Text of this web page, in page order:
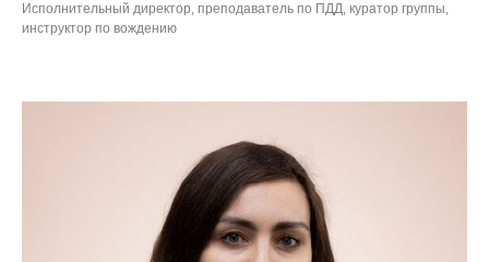
Исполнительный директор, преподаватель по ПДД, куратор группы,
инструктор по вождению